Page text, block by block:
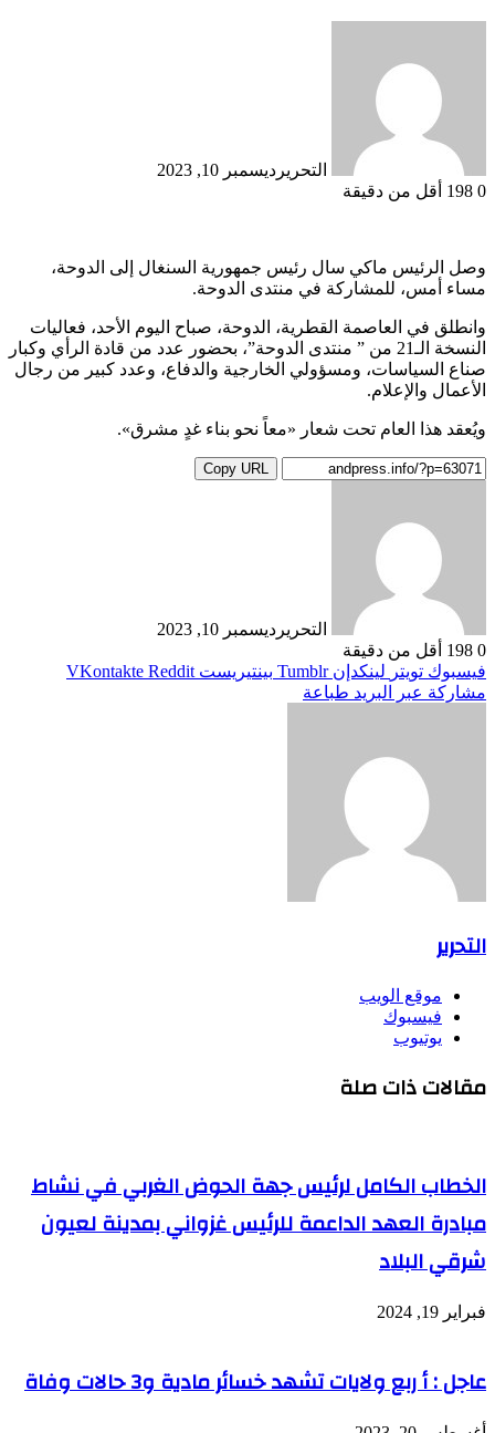
التحرير ديسمبر 10, 2023
0
أقل من دقيقة
وصل الرئيس ماكي سال رئيس جمهورية السنغال إلى الدوحة،
مساء أمس، للمشاركة في منتدى الدوحة.
وانطلق في العاصمة القطرية، الدوحة، صباح اليوم الأحد، فعاليات
النسخة الـ21 من ” منتدى الدوحة”، بحضور عدد من قادة الرأي وكبار
صناع السياسات، ومسؤولي الخارجية والدفاع، وعدد كبير من رجال
الأعمال والإعلام.
ويُعقد هذا العام تحت شعار «معاً نحو بناء غدٍ مشرق».
Copy URL
التحرير ديسمبر 10, 2023
0
أقل من دقيقة
فيسبوك تويتر لينكدإن بينتيريست
مشاركة عبر البريد طباعة
التحرير
موقع الويب
فيسبوك
يوتيوب
مقالات ذات صلة
الخطاب الكامل لرئيس جهة الحوض الغربي في نشاط
مبادرة العهد الداعمة للرئيس غزواني بمدينة لعيون
شرقي البلاد
فبراير 19, 2024
عاجل : أ ربع ولايات تشهد خسائر مادية و3 حالات وفاة